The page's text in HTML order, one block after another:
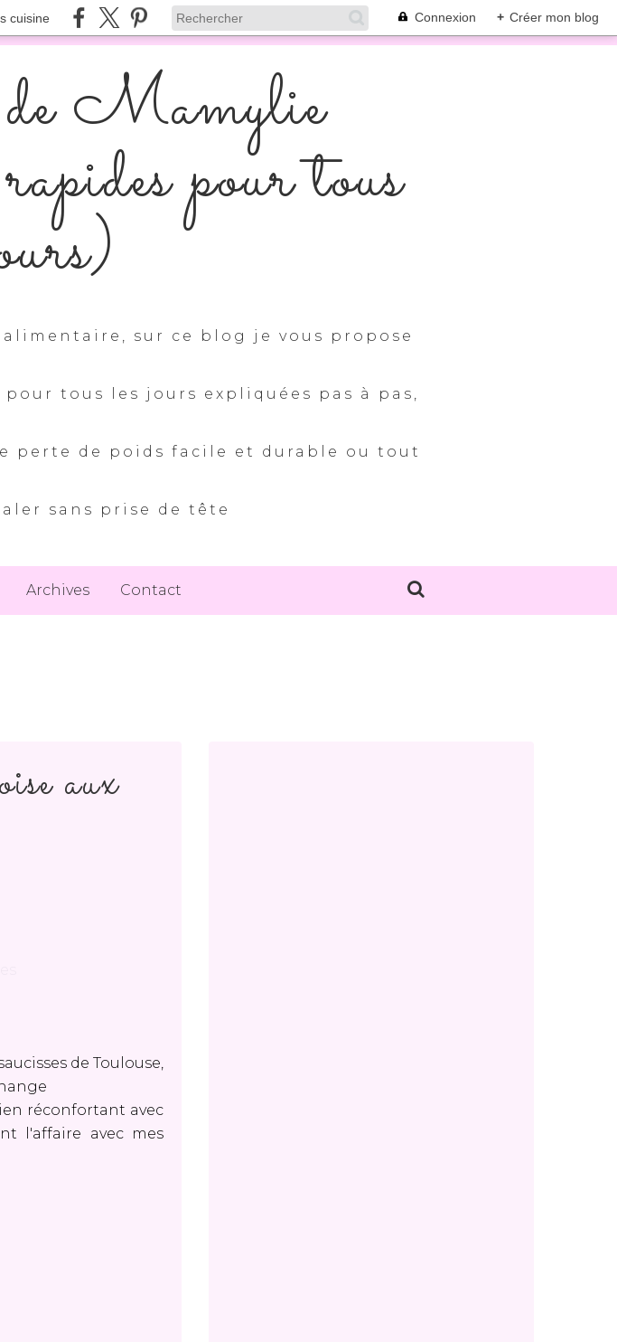
cuisine Connexion + Créer mon blog
de Mamylie
pour tous
sur ce blog je vous propose
tous les jours expliquées pas à pas,
perte de poids facile et durable ou tout
sans prise de tête
Archives Contact
aux
de Toulouse,
réconfortant avec
l'affaire avec mes